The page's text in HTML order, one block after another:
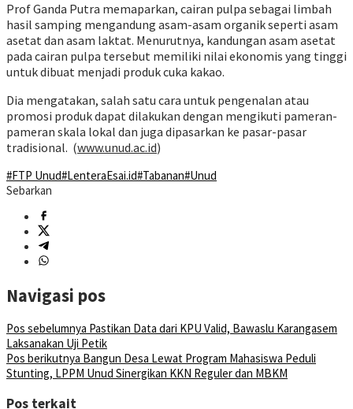
Prof Ganda Putra memaparkan, cairan pulpa sebagai limbah
hasil samping mengandung asam-asam organik seperti asam
asetat dan asam laktat. Menurutnya, kandungan asam asetat
pada cairan pulpa tersebut memiliki nilai ekonomis yang tinggi
untuk dibuat menjadi produk cuka kakao.
Dia mengatakan, salah satu cara untuk pengenalan atau
promosi produk dapat dilakukan dengan mengikuti pameran-
pameran skala lokal dan juga dipasarkan ke pasar-pasar
tradisional. (www.unud.ac.id)
#FTP Unud#LenteraEsai.id#Tabanan#Unud
Sebarkan
Navigasi pos
Pos sebelumnya Pastikan Data dari KPU Valid, Bawaslu Karangasem
Laksanakan Uji Petik
Pos berikutnya Bangun Desa Lewat Program Mahasiswa Peduli
Stunting, LPPM Unud Sinergikan KKN Reguler dan MBKM
Pos terkait